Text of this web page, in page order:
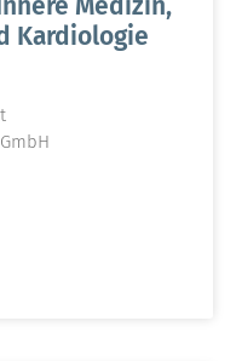
Medizin,
Kardiologie